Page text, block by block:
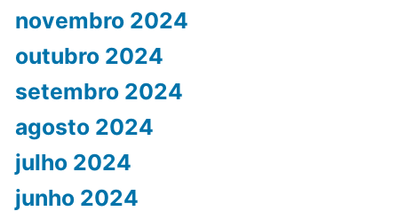
novembro 2024
outubro 2024
setembro 2024
agosto 2024
julho 2024
junho 2024